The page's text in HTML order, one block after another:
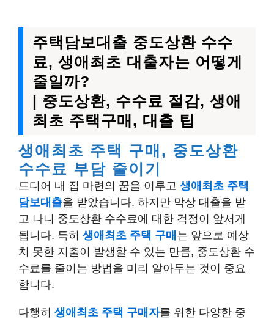
주택담보대출 중도상환 수수
료, 생애최초 대출자는 어떻게
줄일까?
| 중도상환, 수수료 절감, 생애
최초 주택구매, 대출 팁
생애최초 주택 구매, 중도상환
수수료 부담 줄이기
드디어 내 집 마련의 꿈을 이루고 생애최초 주택
담보대출을 받았습니다. 하지만 막상 대출을 받
고 나니 중도상환 수수료에 대한 걱정이 앞서게
됩니다. 특히 생애최초 주택 구매 는 앞으로 예상
치 못한 지출이 발생할 수 있는 만큼, 중도상환 수
수료를 줄이는 방법을 미리 알아두는 것이 중요
합니다.
다행히 생애최초 주택 구매자를 위한 다양한 중